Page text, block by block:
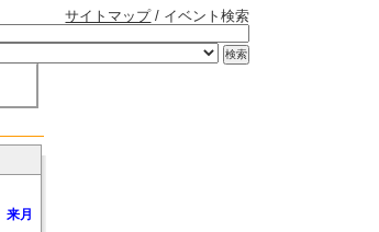
サイトマップ/ イベント検索
来月